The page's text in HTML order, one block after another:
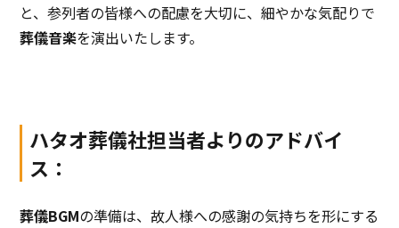
と、参列者の皆様への配慮を大切に、細やかな気配りで
葬儀音楽を演出いたします。
ハタオ葬儀社担当者よりのアドバイ
ス：
葬儀BGMの準備は、故人様への感謝の気持ちを形にする